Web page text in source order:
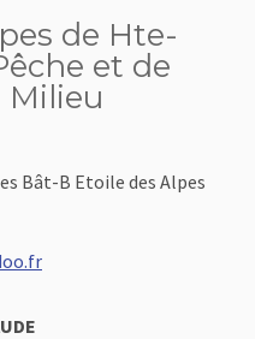
de Hte-
et de
Milieu
Bât-B Etoile des Alpes